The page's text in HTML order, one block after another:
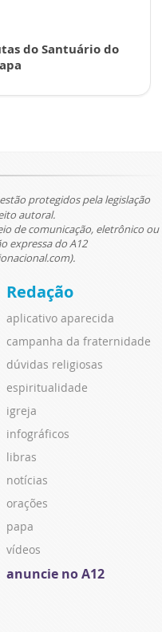
do Santuário do
protegidos pela legislação
autoral.
de comunicação, eletrônico ou
expressa do A12
Redação
aplicativo aparecida
campanha da fraternidade
dúvidas religiosas
espiritualidade
igreja
infográficos
libras
notícias
orações
papa
vídeos
anuncie no A12